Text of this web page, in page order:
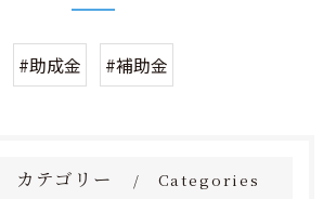
#助成金 #補助金
カテゴリー Categories